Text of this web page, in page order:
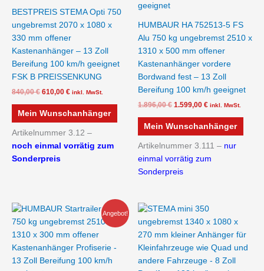
BESTPREIS STEMA Opti 750
ungebremst 2070 x 1080 x
330 mm offener
Kastenanhänger – 13 Zoll
Bereifung 100 km/h geeignet
FSK B PREISSENKUNG
840,00€ 610,00 € inkl. MwSt.
Mein Wunschanhänger
Artikelnummer 3.12 –
noch einmal vorrätig zum
Sonderpreis
HUMBAUR HA 752513-5 FS
Alu 750 kg ungebremst 2510 x
1310 x 500 mm offener
Kastenanhänger vordere
Bordwand fest – 13 Zoll
Bereifung 100 km/h geeignet
1.896,00€ 1.599,00 € inkl. MwSt.
Mein Wunschanhänger
Artikelnummer 3.111 – nur
einmal vorrätig zum
Sonderpreis
Angebot!
Ursprünglicher
war:
1.599,00 €
Aktueller
ist:
1.350,00 €.